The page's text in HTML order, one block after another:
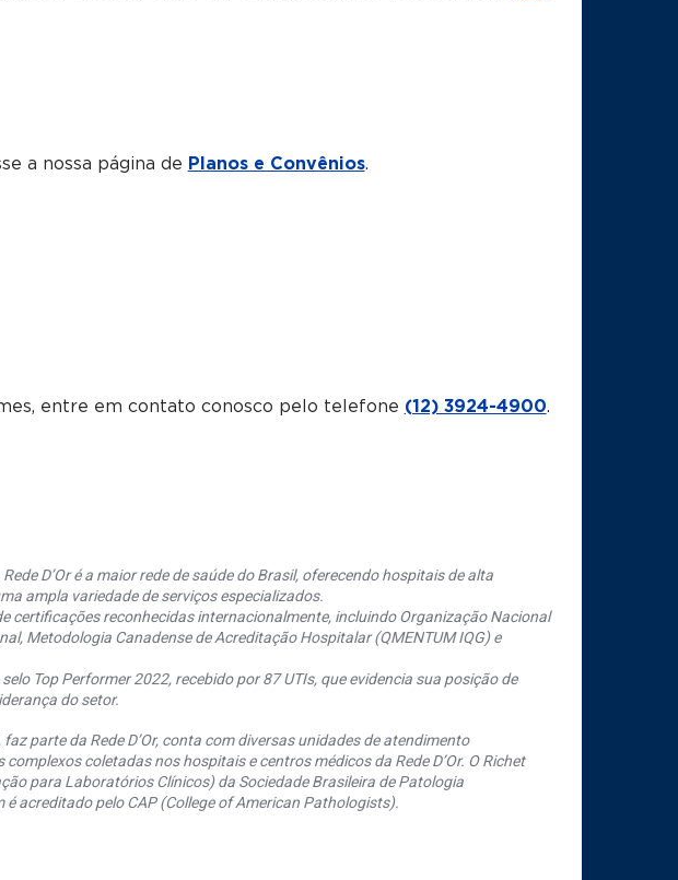
a nossa página de Planos e Convênios.
entre em contato conosco pelo telefone (12) 3924-4900.
D’Or é a maior rede de saúde do Brasil, oferecendo hospitais de alta
ampla variedade de serviços especializados.
certificações reconhecidas internacionalmente, incluindo Organização Nacional
Metodologia Canadense de Acreditação Hospitalar (QMENTUM IQG) e
Top Performer 2022, recebido por 87 UTIs, que evidencia sua posição de
do setor.
parte da Rede D’Or, conta com diversas unidades de atendimento
coletadas nos hospitais e centros médicos da Rede D’Or. O Richet
para Laboratórios Clínicos) da Sociedade Brasileira de Patologia
acreditado pelo CAP (College of American Pathologists).